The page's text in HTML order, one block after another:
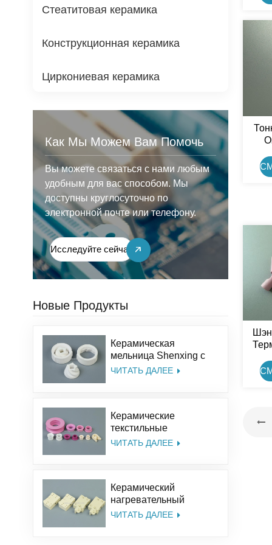
Стеатитовая керамика
Конструкционная керамика
Циркониевая керамика
Как Мы Можем Вам Помочь
Вы можете связаться с нами любым
удобным для вас способом. Мы
доступны круглосуточно по
электронной почте или телефону.
Исследуйте сейчас
Новые Продукты
Керамическая
мельница Shenxing с
индивидуальным
из оксида алюминия
ЧИТАТЬ ДАЛЕЕ
Керамические
текстильные
принадлежности
керамическая
люверсная
направляющая
ЧИТАТЬ ДАЛЕЕ
Керамический
нагревательный
изолятор Shenxing,
ЧИТАТЬ ДАЛЕЕ